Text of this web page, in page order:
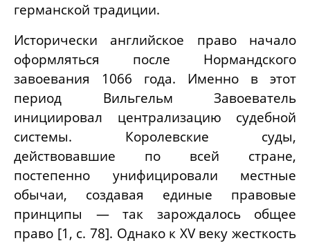
германской традиции.
Исторически английское право начало
оформляться после Нормандского
завоевания 1066 года. Именно в этот
период Вильгельм Завоеватель
инициировал централизацию судебной
системы. Королевские суды,
действовавшие по всей стране,
постепенно унифицировали местные
обычаи, создавая единые правовые
принципы — так зарождалось общее
право [1, с. 78]. Однако к XV веку жесткость